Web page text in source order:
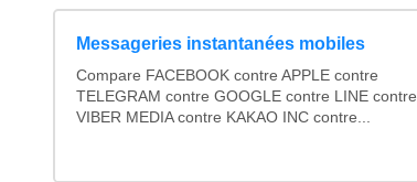
Messageries instantanées mobiles
Compare FACEBOOK contre APPLE contre
TELEGRAM contre GOOGLE contre LINE contre
VIBER MEDIA contre KAKAO INC contre...